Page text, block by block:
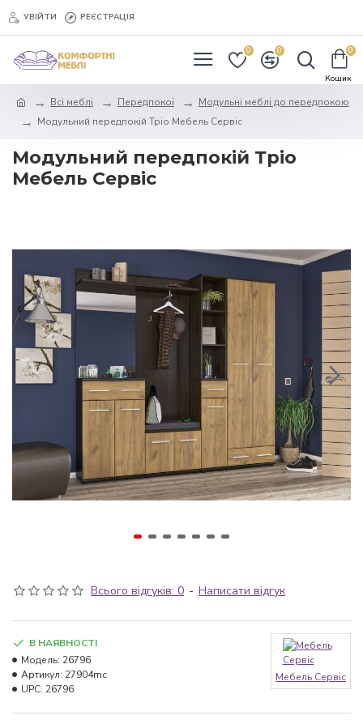
УВІЙТИ РЕЄСТРАЦІЯ
0 0 0
Всі меблі Передпокої
Модульні меблі до передпокою
Модульний передпокій Тріо Мебель Сервіс
Модульний передпокій Тріо
Мебель Сервіс
Всього відгуків: 0 - Написати відгук
В НАЯВНОСТІ
Модель: 26796
Артикул: 27904mc
UPC: 26796
Мебель Сервіс